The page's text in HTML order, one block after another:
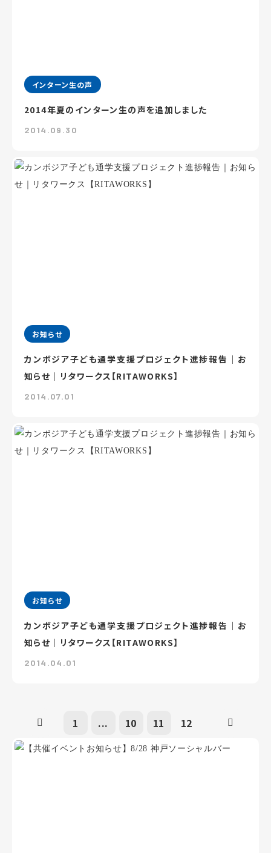
インターン生の声
2014年夏のインターン生の声を追加しました
2014.09.30
お知らせ
カンボジア子ども通学支援プロジェクト進捗報告｜お
知らせ｜リタワークス【RITAWORKS】
2014.07.01
お知らせ
カンボジア子ども通学支援プロジェクト進捗報告｜お
知らせ｜リタワークス【RITAWORKS】
2014.04.01
1 ... 10 11 12